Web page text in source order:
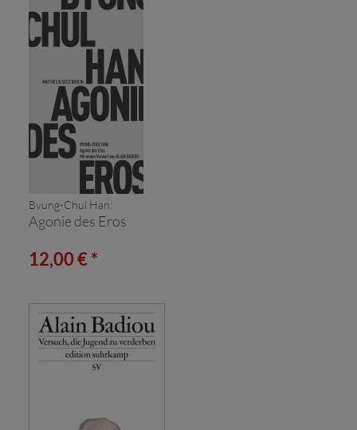
Byung-Chul Han:
Agonie des Eros
12,00 € *